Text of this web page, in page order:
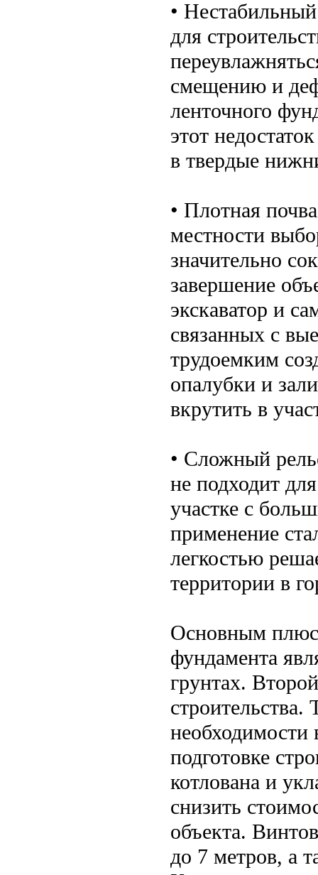
•
для
смещению и
ленточного
этот
в твердые
• Плотная
местности
значительно
завершение
экскаватор и
связанных с
трудоемким
опалубки и
вкрутить в
• Сложный
не подходит
участке с
применение
легкостью
территории в
Основным
фундамента
грунтах.
строительства.
подготовке
котлована и
снизить
объекта.
до 7 метров, а